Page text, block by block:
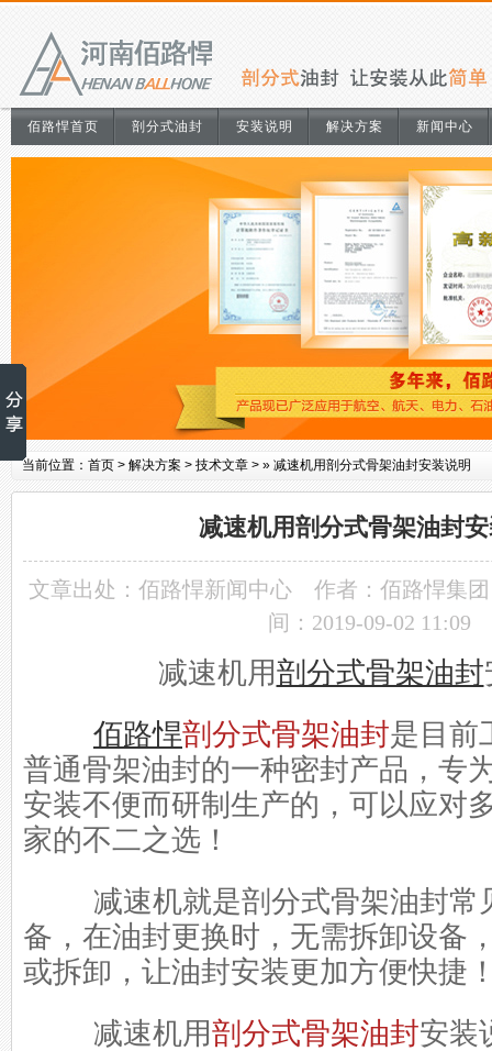
佰路悍首页 剖分式油封 安装说明 解决方案 新闻中心
当前位置： 首页 > 解决方案 > 技术文章 > » 减速机用剖分式骨架油封安装说明
减速机用剖分式骨架油封
文章出处： 佰路悍新闻中心
作者：佰路悍集团
间：2019-09-02 11:09
减速机用剖分式骨架油封
佰路悍剖分式骨架油封是目前
普通骨架油封的一种密封产品，专
安装不便而研制生产的，可以应对
家的不二之选！
减速机就是剖分式骨架油封常
备，在油封更换时，无需拆卸设备
或拆卸，让油封安装更加方便快捷
减速机用剖分式骨架油封安装